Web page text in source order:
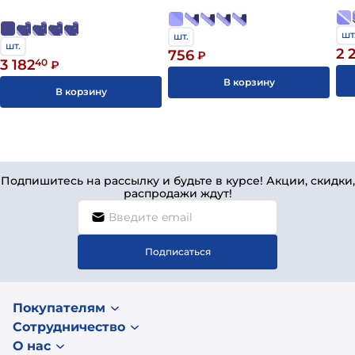
шт.
3 18240 ₽
В корзину
шт.
756 ₽
В корзину
2
Подпишитесь на рассылку и будьте в курсе! Акции, скидки,
распродажи ждут!
Подписаться
Покупателям
Сотрудничество
О нас